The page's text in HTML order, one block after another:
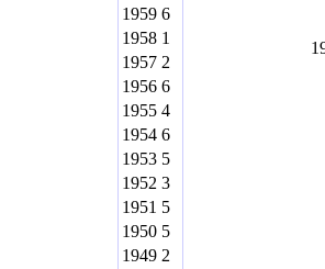
1959 6
1958 1
1957 2
1956 6
1955 4
1954 6
1953 5
1952 3
1951 5
1950 5
1949 2